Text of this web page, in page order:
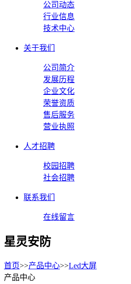
公司动态
行业信息
技术中心
关于我们
公司简介
发展历程
企业文化
荣誉资质
售后服务
营业执照
人才招聘
校园招聘
社会招聘
联系我们
在线留言
星灵安防
首页>>产品中心>>Led大屏
产品中心